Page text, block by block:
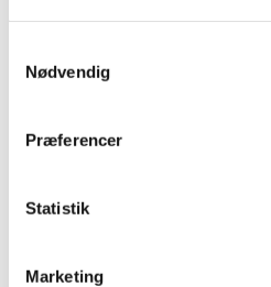
Nødvendig
Præferencer
Statistik
Marketing
TID
2023 (18)
2021 (32)
2019 (41)